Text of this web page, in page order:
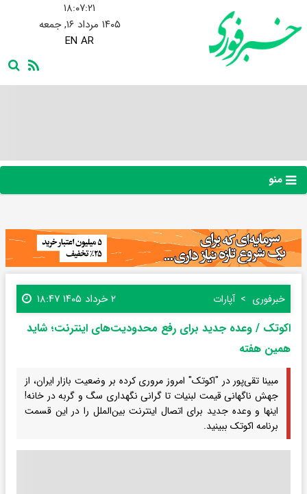
۱۸:۰۷:۲۲
۱۴۰۵ مرداد ۱۶, جمعه
EN AR
منو
خبرفوری آپارات ۲ خرداد ۱۴۰۵ ۱۸:۴۷
اکوتک / وعده جدید برای رفع محدودیت‌های اینترنت؛ شاید
همین‌ هفته
مبینا تقی‌پور در "اکوتک" امروز مروری کرده بر وضعیت بازار ایران، از
جهش ناگهانی قیمت لبنیات تا گرانی نگهداری سگ و گربه در خانه!
اینها و وعده جدید برای اتصال اینترنت بین‌الملل را در این قسمت
برنامه اکوتک ببینید.